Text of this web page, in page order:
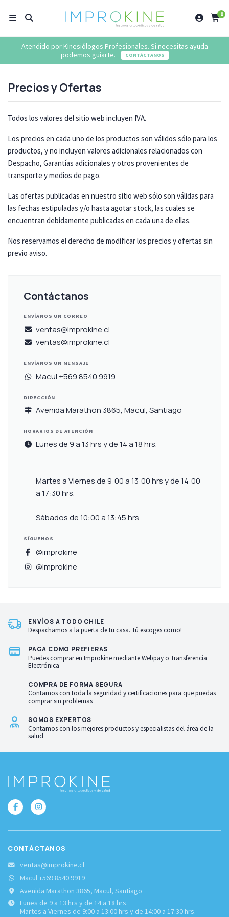
0
Atendido por Kinesiólogos Profesionales. Si necesitas ayuda
podemos guiarte.
CONTÁCTANOS
Precios y Ofertas
Todos los valores del sitio web incluyen IVA.
Los precios en cada uno de los productos son válidos sólo para los
productos, y no incluyen valores adicionales relacionados con
Despacho, Garantías adicionales y otros provenientes de
transporte y medios de pago.
Las ofertas publicadas en nuestro sitio web sólo son válidas para
las fechas estipuladas y/o hasta agotar stock, las cuales se
encuentran debidamente publicadas en cada una de ellas.
Nos reservamos el derecho de modificar los precios y ofertas sin
previo aviso.
Contáctanos
ENVÍANOS UN CORREO
ventas@improkine.cl
ventas@improkine.cl
ENVÍANOS UN MENSAJE
Macul +569 8540 9919
DIRECCIÓN
Avenida Marathon 3865, Macul, Santiago
HORARIOS DE ATENCIÓN
Lunes de 9 a 13 hrs y de 14 a 18 hrs.
Martes a Viernes de 9:00 a 13:00 hrs y de 14:00
a 17:30 hrs.
Sábados de 10:00 a 13:45 hrs.
SÍGUENOS
@improkine
@improkine
ENVÍOS A TODO CHILE
Despachamos a la puerta de tu casa. Tú escoges como!
PAGA COMO PREFIERAS
Puedes comprar en Improkine mediante Webpay o Transferencia
Electrónica
COMPRA DE FORMA SEGURA
Contamos con toda la seguridad y certificaciones para que puedas
comprar sin problemas
SOMOS EXPERTOS
Contamos con los mejores productos y especialistas del área de la
salud
CONTÁCTANOS
ventas@improkine.cl
Macul +569 8540 9919
Avenida Marathon 3865, Macul, Santiago
Lunes de 9 a 13 hrs y de 14 a 18 hrs.
Martes a Viernes de 9:00 a 13:00 hrs y de 14:00 a 17:30 hrs.